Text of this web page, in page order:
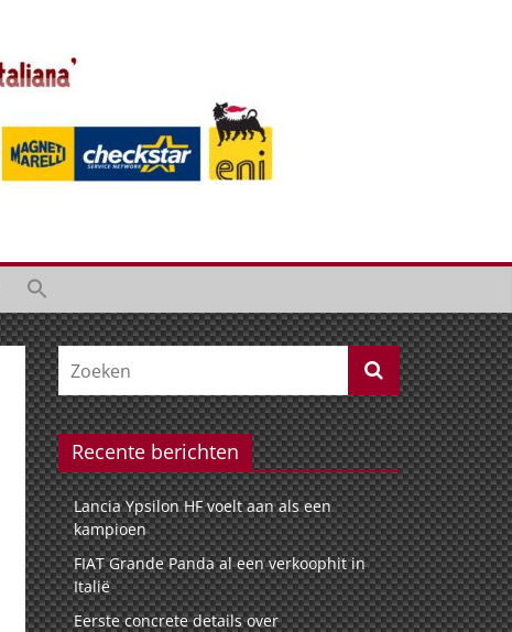
Recente berichten
Lancia Ypsilon HF voelt aan als een
kampioen
FIAT Grande Panda al een verkoophit in
Italië
Eerste concrete details over